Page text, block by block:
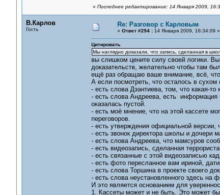
« Последнее редактирование: 14 Января 2009,
В.Карлов
Гость
Re: Разговор с Карловым
« Ответ #294 :14 Января 2009, 16:34:09 »
Цитировать
Мы наглядно доказали, что запись, сделанная в
вы слишком цените силу своей логики.
доказательств, желательно чтобы там
ещё раз обращаю ваше внимание, всё,
А если посмотреть, что осталось в сухом
- есть слова Дзантиева, том, что какая-то
- есть слова Андреева, есть
оказалась пустой.
- есть моё мнение, что на этой кассете
переговоров.
- есть утверждения официальной версии,
- есть звонок директора школы и дочери
- есть слова Андреева, что мамсуров
- есть видеозапись, сделанная
- есть связанные с этой видеозаписью
- есть фото пересланное вам ириной,
- есть слова Торшина в проекте своего
- есть слова неустановленного здесь на
И это является основанием для
1. Кассеты может и не быть. Это может